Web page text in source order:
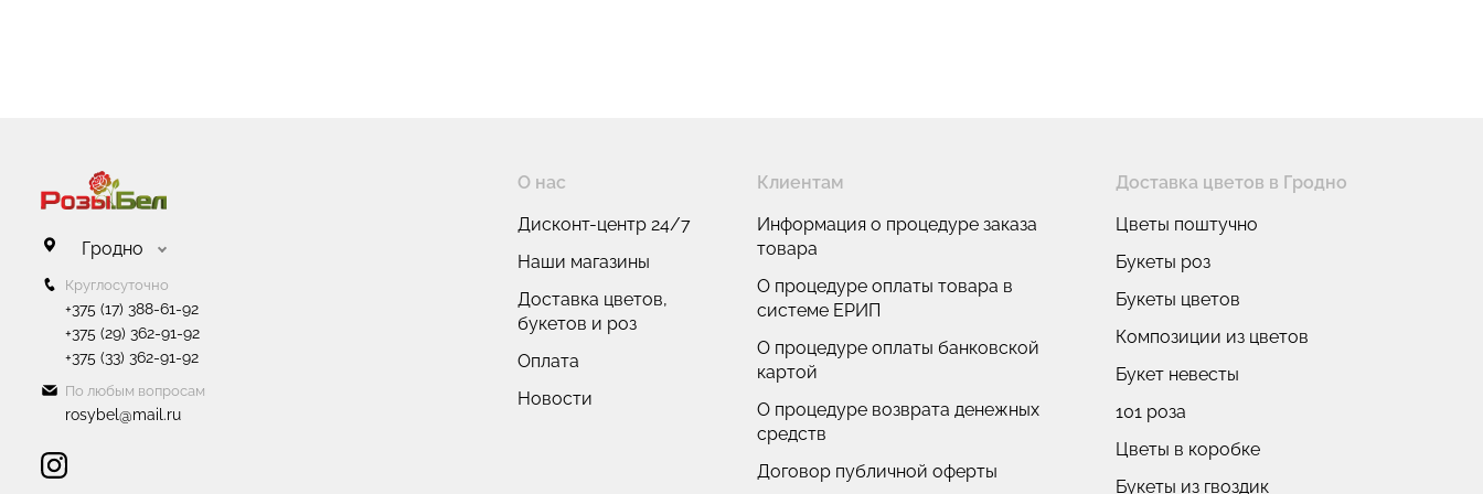
Гродно
Круглосуточно
+375 (17) 388-61-92
+375 (29) 362-91-92
+375 (33) 362-91-92
По любым вопросам
rosybel@mail.ru
О нас
Дисконт-центр 24/7
Наши магазины
Доставка цветов,
букетов и роз
Оплата
Новости
Клиентам
Информация о процедуре заказа
товара
О процедуре оплаты товара в
системе ЕРИП
О процедуре оплаты банковской
картой
О процедуре возврата денежных
средств
Договор публичной оферты
Доставка цветов в Гродно
Цветы поштучно
Букеты роз
Букеты цветов
Композиции из цветов
Букет невесты
101 роза
Цветы в коробке
Букеты из гвоздик